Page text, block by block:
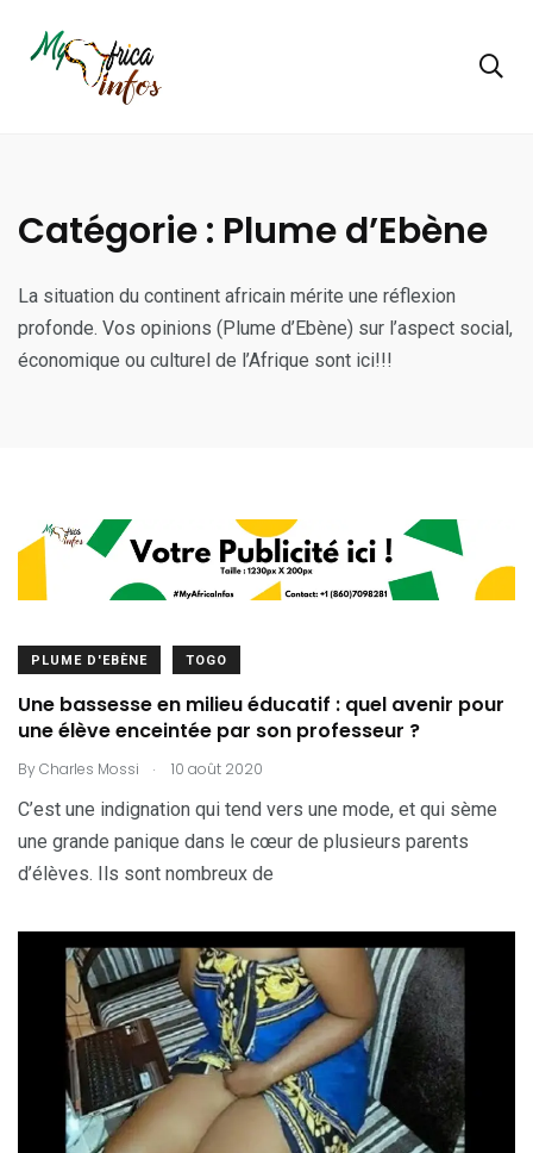
Catégorie : Plume d’Ebène
La situation du continent africain mérite une réflexion
profonde. Vos opinions (Plume d’Ebène) sur l’aspect social,
économique ou culturel de l’Afrique sont ici!!!
PLUME D'EBÈNE TOGO
Une bassesse en milieu éducatif : quel avenir pour
une élève enceintée par son professeur ?
ByCharles Mossi . 10 août 2020
C’est une indignation qui tend vers une mode, et qui sème
une grande panique dans le cœur de plusieurs parents
d’élèves. Ils sont nombreux de